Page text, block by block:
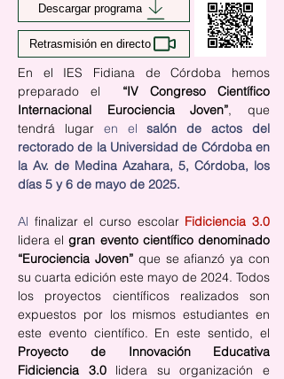
Descargar programa
Retrasmisión en directo
En el IES Fidiana de Córdoba hemos
preparado el “IV Congreso Científico
Internacional Eurociencia Joven”, que
tendrá lugar en el salón de actos del
rectorado de la Universidad de Córdoba en
la Av. de Medina Azahara, 5, Córdoba, los
días 5 y 6 de mayo de 2025.
Al finalizar el curso escolar Fidiciencia 3.0
lidera el gran evento científico denominado
“Eurociencia Joven” que se afianzó ya con
su cuarta edición este mayo de 2024. Todos
los proyectos científicos realizados son
expuestos por los mismos estudiantes en
Proyecto de Innovación Educativa
Fidiciencia 3.0 lidera su organización e